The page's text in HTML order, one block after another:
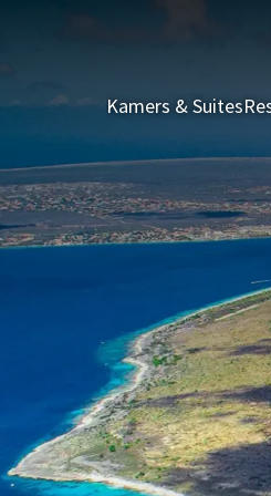
Kamers & Suites